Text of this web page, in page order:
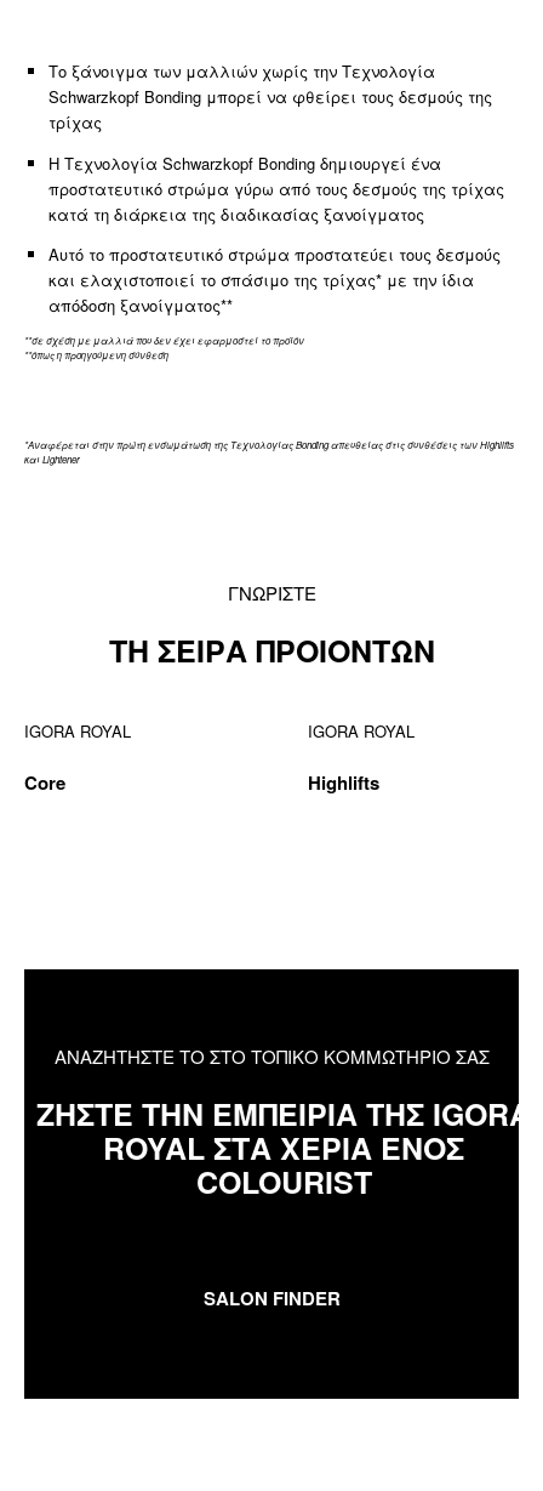
Το ξάνοιγμα των μαλλιών χωρίς την Τεχνολογία
Schwarzkopf Bonding μπορεί να φθείρει τους δεσμούς της
τρίχας
Η Τεχνολογία Schwarzkopf Bonding δημιουργεί ένα
προστατευτικό στρώμα γύρω από τους δεσμούς της τρίχας
κατά τη διάρκεια της διαδικασίας ξανοίγματος
Αυτό το προστατευτικό στρώμα προστατεύει τους δεσμούς
και ελαχιστοποιεί το σπάσιμο της τρίχας* με την ίδια
απόδοση ξανοίγματος**
**σε σχέση με μαλλιά που δεν έχει εφαρμοστεί το προϊόν
**όπως η προηγούμενη σύνθεση
*Αναφέρεται στην πρώτη ενσωμάτωση της Tεχνολογίας Bonding απευθείας στις συνθέσεις των Highlifts
και Lightener
ΓΝΩΡΙΣΤΕ
ΤΗ ΣΕΙΡΑ ΠΡΟΙΟΝΤΩΝ
IGORA ROYAL
Core
IGORA ROYAL
Highlifts
ΑΝΑΖΗΤΗΣΤΕ ΤΟ ΣΤΟ ΤΟΠΙΚΟ ΚΟΜΜΩΤΗΡΙΟ ΣΑΣ
ΖΗΣΤΕ ΤΗΝ ΕΜΠΕΙΡΙΑ ΤΗΣ IGORA
ROYAL ΣΤΑ ΧΕΡΙΑ ΕΝΟΣ
COLOURIST
SALON FINDER